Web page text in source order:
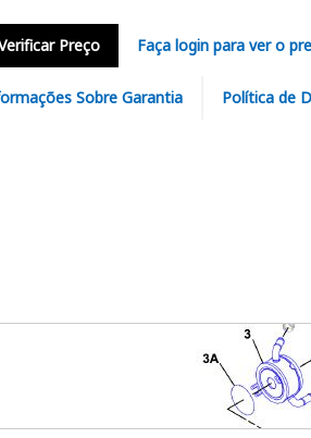
Preço Faça login para ver o
Sobre Garantia Política de